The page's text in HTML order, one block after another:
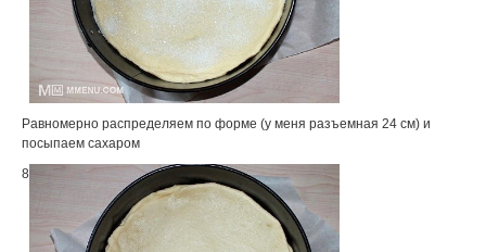
Равномерно распределяем по форме (у меня разъемная 24 см) и
посыпаем сахаром
8